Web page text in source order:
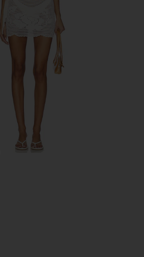
ЮБКА ISLA
НАБОР С ЮБКОЙ EVERLANE